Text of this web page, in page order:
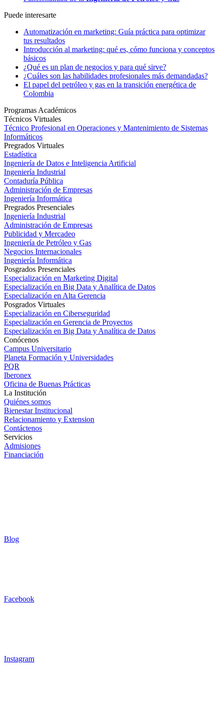
Puede interesarte
Automatización en marketing: Guía práctica para optimizar
tus resultados
Introducción al marketing: qué es, cómo funciona y conceptos
básicos
¿Qué es un plan de negocios y para qué sirve?
¿Cuáles son las habilidades profesionales más demandadas?
El papel del petróleo y gas en la transición energética de
Colombia
Programas Académicos
Técnicos Virtuales
Técnico Profesional en Operaciones y Mantenimiento de Sistemas
Informáticos
Pregrados Virtuales
Estadística
Ingeniería de Datos e Inteligencia Artificial
Ingeniería Industrial
Contaduría Pública
Administración de Empresas
Ingeniería Informática
Pregrados Presenciales
Ingeniería Industrial
Administración de Empresas
Publicidad y Mercadeo
Ingeniería de Petróleo y Gas
Negocios Internacionales
Ingeniería Informática
Posgrados Presenciales
Especialización en Marketing Digital
Especialización en Big Data y Analítica de Datos
Especialización en Alta Gerencia
Posgrados Virtuales
Especialización en Ciberseguridad
Especialización en Gerencia de Proyectos
Especialización en Big Data y Analítica de Datos
Conócenos
Campus Universitario
Planeta Formación y Universidades
PQR
Iberonex
Oficina de Buenas Prácticas
La Institución
Quiénes somos
Bienestar Institucional
Relacionamiento y Extension
Contáctenos
Servicios
Admisiones
Financiación
Blog
Facebook
Instagram